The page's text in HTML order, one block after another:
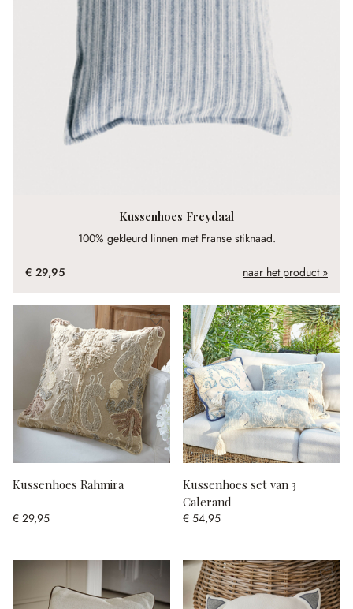
Kussenhoes Freydaal
100% gekleurd linnen met Franse stiknaad.
€ 29,95 naar het product »
Kussenhoes Rahmira
€ 29,95
Kussenhoes set van 3
Calerand
€ 54,95